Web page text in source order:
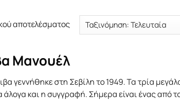
αποτελέσματος
Μανουέλ
γεννήθηκε στη Σεβίλη το 1949. Τα τρία
άλογα και η συγγραφή. Σήμερα είναι ένας από